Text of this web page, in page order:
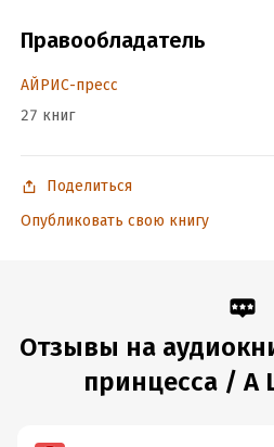
Правообладатель
АЙРИС-пресс
27 книг
Поделиться
Опубликовать свою книгу
Отзывы на
принцесса / A